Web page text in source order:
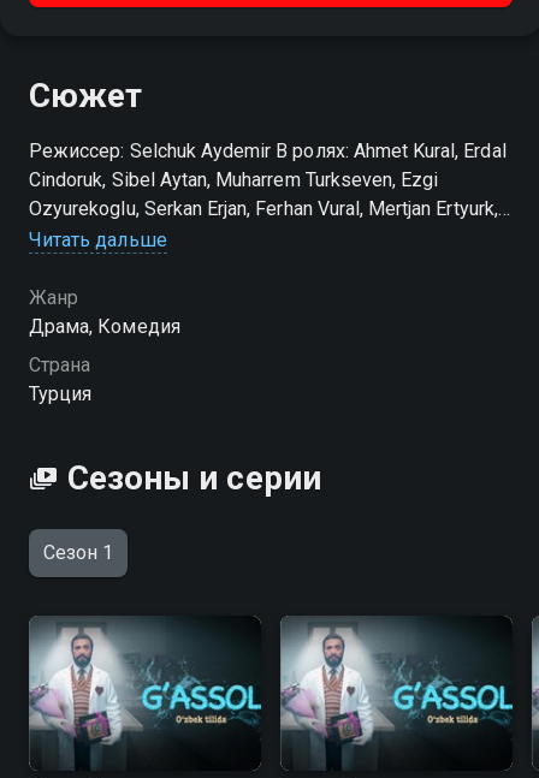
Сюжет
Режиссер: Selchuk Aydemir В ролях: Ahmet Kural, Erdal
Cindoruk, Sibel Aytan, Muharrem Turkseven, Ezgi
Ozyurekoglu, Serkan Erjan, Ferhan Vural, Mertjan Ertyurk,
Teoman Aki, Yagiz Ata Dincher
Читать дальше
Жанр
Драма, Комедия
Страна
Турция
Сезоны и серии
Сезон 1